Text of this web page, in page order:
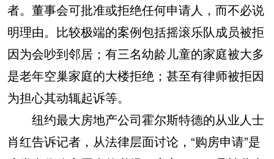
者。董事会可批准或拒绝任何申请人，而不必说
明理由。比较极端的案例包括摇滚乐队成员被拒
因为会吵到邻居；有三名幼龄儿童的家庭被大多
是老年空巢家庭的大楼拒绝；甚至有律师被拒因
为担心其动辄起诉等。
纽约最大房地产公司霍尔斯特德的从业人士
肖红告诉记者，从法律层面讨论，“购房申请”是